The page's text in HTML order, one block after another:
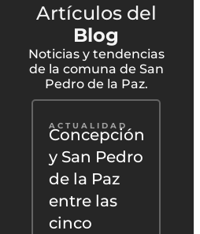
Artículos del
Blog
Noticias y tendencias
de la comuna de San
Pedro de la Paz.
ACTUALIDAD
Concepción
y San Pedro
de la Paz
entre las
cinco